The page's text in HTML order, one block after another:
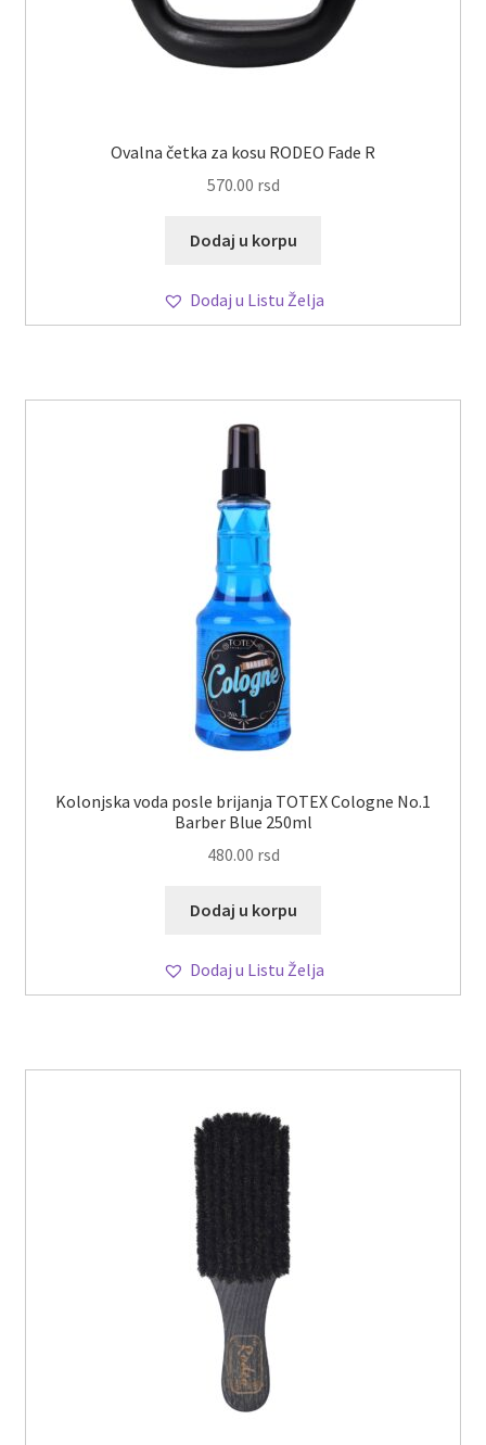
Ovalna četka za kosu RODEO Fade R
570.00 rsd
Dodaj u korpu
Dodaj u Listu Želja
Kolonjska voda posle brijanja TOTEX Cologne No.1
Barber Blue 250ml
480.00 rsd
Dodaj u korpu
Dodaj u Listu Želja